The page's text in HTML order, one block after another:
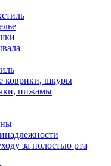
коврики, шкуры
пижамы
за полостью рта